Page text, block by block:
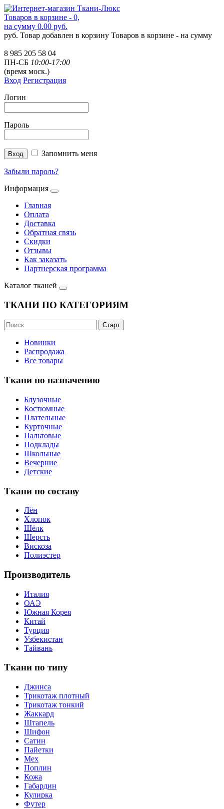
Товаров в корзине - 0,
на сумму 0.00 руб.
руб. Товар добавлен в корзину Товаров в корзине - на сумму
8 985 205 58 04
ПН-СБ 10:00-17:00
(время моск.)
Вход Регистрация
Логин
Пароль
Запомнить меня
Забыли пароль?
Информация
Главная
Оплата
Доставка
Обратная связь
Скидки
Отзывы
Как заказать
Партнерская программа
Каталог тканей
ТКАНИ ПО КАТЕГОРИЯМ
Новинки
Распродажа
Все товары
Ткани по назначению
Блузочные
Костюмные
Плательные
Курточные
Пальтовые
Подклады
Школьные
Вечерние
Детские
Ткани по составу
Лён
Хлопок
Шёлк
Шерсть
Вискоза
Полиэстер
Производитель
Италия
ОАЭ
Южная Корея
Китай
Турция
Узбекистан
Тайвань
Ткани по типу
Джинса
Трикотаж плотный
Трикотаж тонкий
Жаккард
Штапель
Шифон
Сатин
Пайетки
Мех
Поплин
Кожа
Габардин
Кулирка
Футер